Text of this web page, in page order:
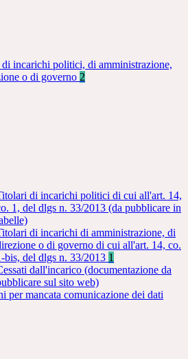
incarichi politici, di amministrazione,
o di governo 2
di incarichi politici di cui all'art. 14,
1, del dlgs n. 33/2013 (da pubblicare in
di incarichi di amministrazione, di
o di governo di cui all'art. 14, co.
bis, del dlgs n. 33/2013 1
dall'incarico (documentazione da
sul sito web)
per mancata comunicazione dei dati